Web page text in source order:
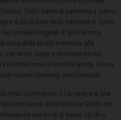
Certo siamo in cammino e siamo
di più il dono della fraternità in Cristo,
cristiani originari di questa terra,
dono della vostra presenza, alla
cari amici, ospiti e dimoranti tra noi,
identità come un’identità aperta, che sa
nostre comunità, arricchendole.
dello Spirito in noi è l’accadere di una
nel passo della lettera ai Gàlati, che
due modi di vivere: «Vi dico